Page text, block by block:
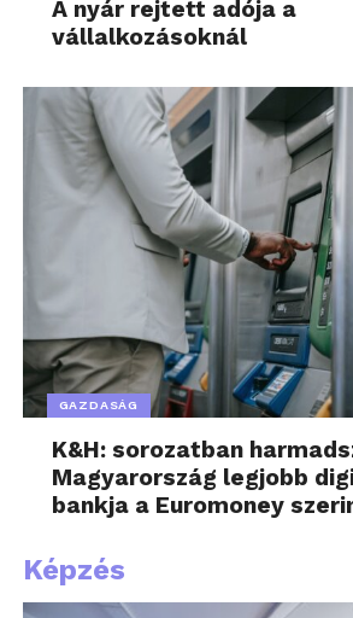
A nyár rejtett adója a
vállalkozásoknál
GAZDASÁG
K&H: sorozatban
Magyarország legjobb
bankja a Euromoney
Képzés